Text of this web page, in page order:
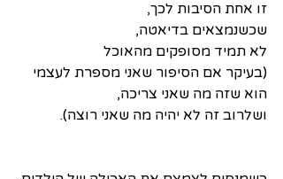
זו אחת הסיבות לכך,
שכשנמצאים בדיאטה,
לא תמיד מסופקים מהאוכל
(בעיקר אם הסיפור שאני מספרת לעצמי
הוא שזה מה שאני צריכה,
ושלרוב זה לא יהיה מה שאני רוצה).